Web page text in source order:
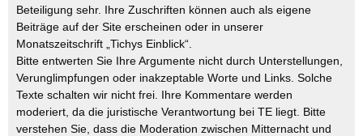
Beteiligung sehr. Ihre Zuschriften können auch als eigene
Beiträge auf der Site erscheinen oder in unserer
Monatszeitschrift „Tichys Einblick“.
Bitte entwerten Sie Ihre Argumente nicht durch Unterstellungen,
Verunglimpfungen oder inakzeptable Worte und Links. Solche
Texte schalten wir nicht frei. Ihre Kommentare werden
moderiert, da die juristische Verantwortung bei TE liegt. Bitte
verstehen Sie, dass die Moderation zwischen Mitternacht und